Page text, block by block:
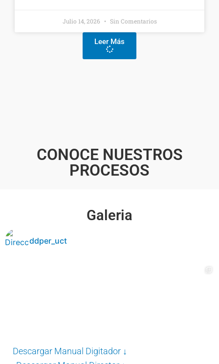
Julio 14, 2026 Sin Comentarios
Leer Más
CONOCE NUESTROS
PROCESOS
Descargar Manual Digitador ↓
Galeria
ddper_uct